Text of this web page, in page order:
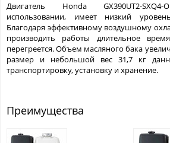
Двигатель Honda GX390UT2-
использовании, имеет низкий
Благодаря эффективному воздушному
производить работы длительное
перегреется. Объем масляного бака
размер и небольшой вес 31,7 кг
транспортировку, установку и хранение.
Преимущества